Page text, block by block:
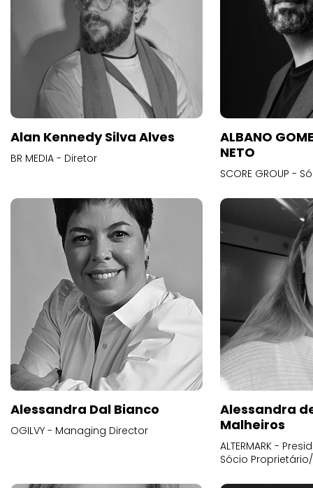
Alan Kennedy Silva Alves
BR MEDIA - Diretor
ALBANO
NETO
SCORE GROUP -
Alessandra Dal Bianco
OGILVY - Managing Director
Alessandra
Malheiros
ALTERMARK -
Sócio